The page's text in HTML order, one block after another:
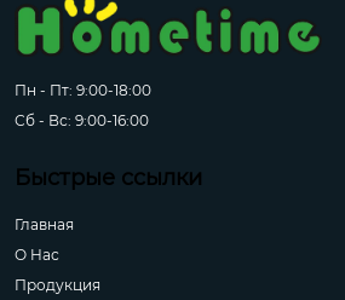
Пн - Пт: 9:00-18:00
Сб - Вс: 9:00-16:00
Быстрые ссылки
Главная
О Hас
Продукция